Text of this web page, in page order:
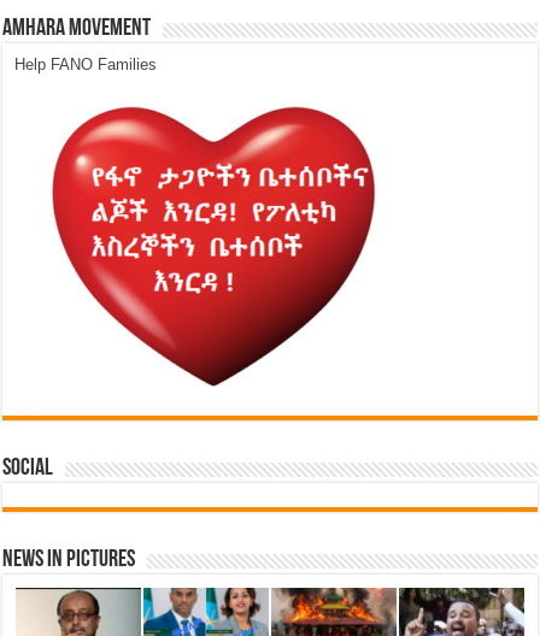
Amhara Movement
Help FANO Families
Social
News in Pictures